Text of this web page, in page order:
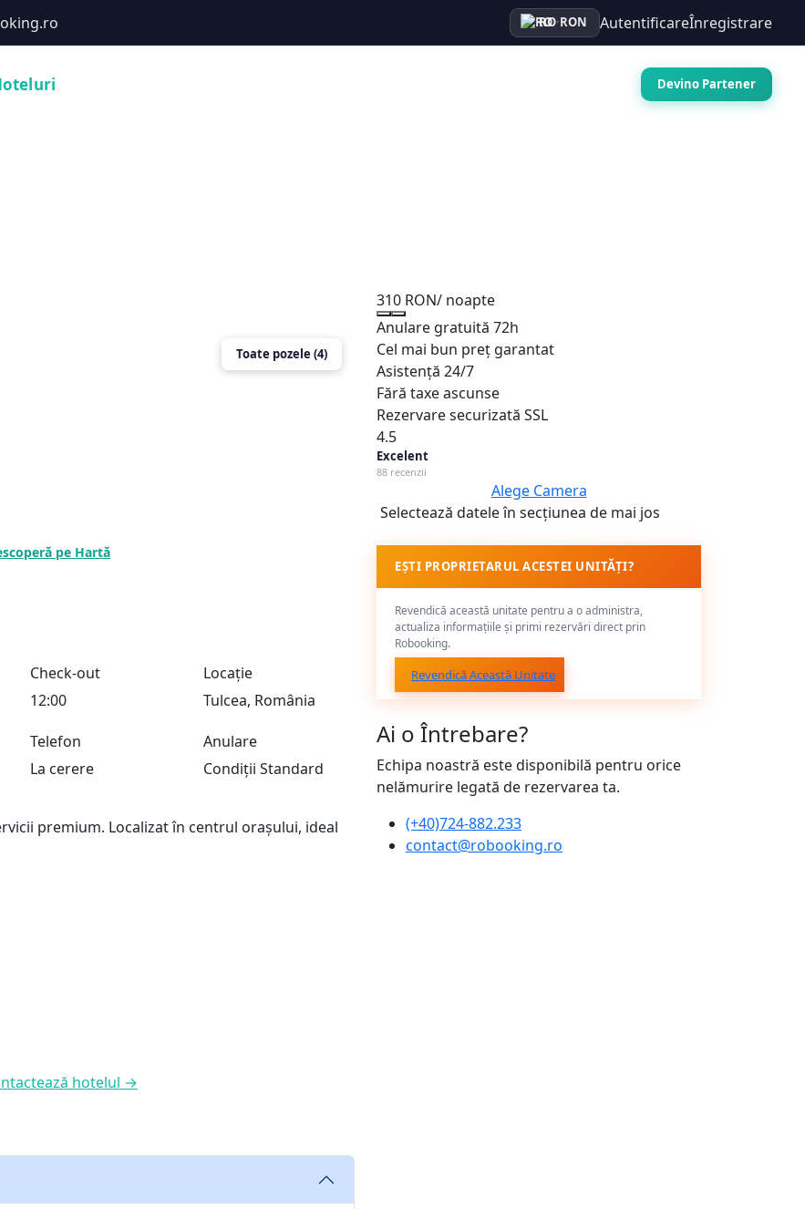
RO·RON AutentificareÎnregistrare
Devino Partener
Toate pozele (4)
pe Hartă
Check-out
12:00
Locație
Tulcea, România
Telefon
La cerere
Anulare
Condiții Standard
premium. Localizat în centrul orașului, ideal
hotelul →
310 RON/ noapte
Anulare gratuită 72h
Cel mai bun preț garantat
Asistență 24/7
Fără taxe ascunse
Rezervare securizată SSL
4.5
Excelent
88 recenzii
Alege Camera
Selectează datele în secțiunea de mai jos
EȘTI PROPRIETARUL ACESTEI UNITĂȚI?
Revendică această unitate pentru a o administra,
actualiza informațiile și primi rezervări direct prin
Robooking.
Revendică Această Unitate
Ai o Întrebare?
Echipa noastră este disponibilă pentru orice
nelămurire legată de rezervarea ta.
(+40)724-882.233
contact@robooking.ro